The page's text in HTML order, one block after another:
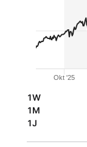
Okt '25
1W
1M
1J